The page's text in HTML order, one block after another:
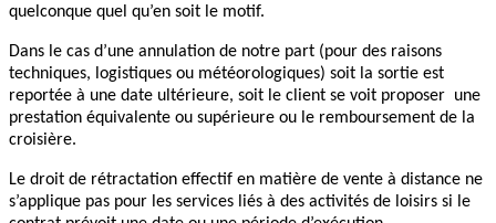
quelconque quel qu’en soit le motif.
Dans le cas d’une annulation de notre part (pour des raisons
techniques, logistiques ou météorologiques) soit la sortie est
reportée à une date ultérieure, soit le client se voit proposer une
prestation équivalente ou supérieure ou le remboursement de la
croisière.
Le droit de rétractation effectif en matière de vente à distance ne
s’applique pas pour les services liés à des activités de loisirs si le